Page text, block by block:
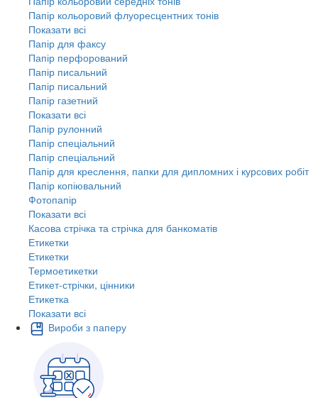
Папір кольоровий флуоресцентних тонів
Показати всі
Папір для факсу
Папір перфорований
Папір писальний
Папір писальний
Папір газетний
Показати всі
Папір рулонний
Папір спеціальний
Папір спеціальний
Папір для креслення, папки для дипломних і курсових робіт
Папір копіювальний
Фотопапір
Показати всі
Касова стрічка та стрічка для банкоматів
Етикетки
Етикетки
Термоетикетки
Етикет-стрічки, цінники
Етикетка
Показати всі
Вироби з паперу